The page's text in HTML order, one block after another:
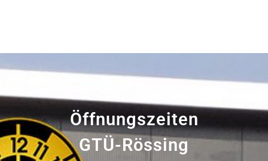
Öffnungszeiten
GTÜ-Rössing